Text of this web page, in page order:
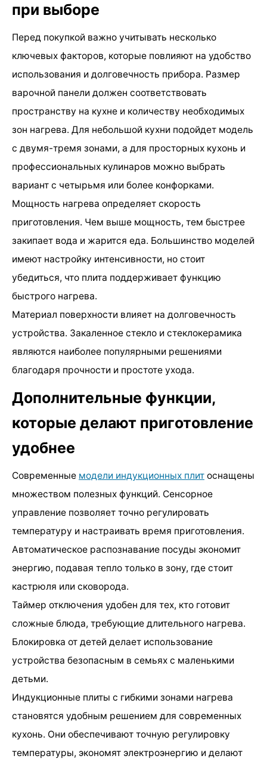
при выборе
Перед покупкой важно учитывать несколько
ключевых факторов, которые повлияют на удобство
использования и долговечность прибора. Размер
варочной панели должен соответствовать
пространству на кухне и количеству необходимых
зон нагрева. Для небольшой кухни подойдет модель
с двумя-тремя зонами, а для просторных кухонь и
профессиональных кулинаров можно выбрать
вариант с четырьмя или более конфорками.
Мощность нагрева определяет скорость
приготовления. Чем выше мощность, тем быстрее
закипает вода и жарится еда. Большинство моделей
имеют настройку интенсивности, но стоит
убедиться, что плита поддерживает функцию
быстрого нагрева.
Материал поверхности влияет на долговечность
устройства. Закаленное стекло и стеклокерамика
являются наиболее популярными решениями
благодаря прочности и простоте ухода.
Дополнительные функции,
которые делают приготовление
удобнее
Современные модели индукционных плит оснащены
множеством полезных функций. Сенсорное
управление позволяет точно регулировать
температуру и настраивать время приготовления.
Автоматическое распознавание посуды экономит
энергию, подавая тепло только в зону, где стоит
кастрюля или сковорода.
Таймер отключения удобен для тех, кто готовит
сложные блюда, требующие длительного нагрева.
Блокировка от детей делает использование
устройства безопасным в семьях с маленькими
детьми.
Индукционные плиты с гибкими зонами нагрева
становятся удобным решением для современных
кухонь. Они обеспечивают точную регулировку
температуры, экономят электроэнергию и делают